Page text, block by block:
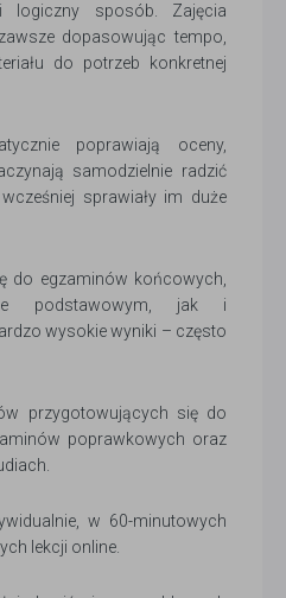
sposób. Zajęcia
dopasowując tempo,
do potrzeb konkretnej
poprawiają oceny,
samodzielnie radzić
sprawiały im duże
do egzaminów końcowych,
podstawowym, jak i
wysokie wyniki – często
przygotowujących się do
poprawkowych oraz
w 60-minutowych
lekcji online.